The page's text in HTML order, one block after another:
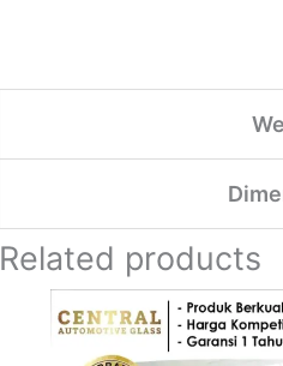
Related products